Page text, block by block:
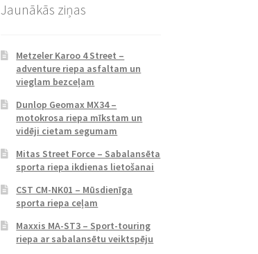
Jaunākās ziņas
Metzeler Karoo 4 Street –
adventure riepa asfaltam un
vieglam bezceļam
Dunlop Geomax MX34 –
motokrosa riepa mīkstam un
vidēji cietam segumam
Mitas Street Force – Sabalansēta
sporta riepa ikdienas lietošanai
CST CM-NK01 – Mūsdienīga
sporta riepa ceļam
Maxxis MA-ST3 – Sport-touring
riepa ar sabalansētu veiktspēju